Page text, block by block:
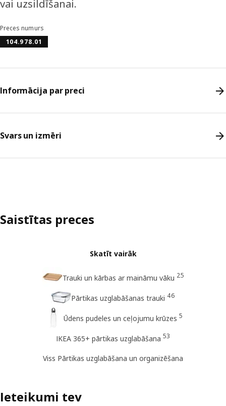
vai uzsildīšanai.
Preces numurs
104.978.01
Informācija par preci
Svars un izmēri
Saistītas preces
Skatīt vairāk
Trauki un kārbas ar maināmu vāku 25
Pārtikas uzglabāšanas trauki 46
Ūdens pudeles un ceļojumu krūzes 5
IKEA 365+ pārtikas uzglabāšana 53
Viss Pārtikas uzglabāšana un organizēšana
Ieteikumi tev